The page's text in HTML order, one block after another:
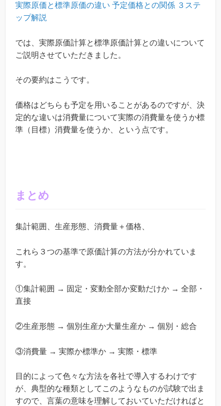
実際原価と標準原価の違い 予定価格との関係 ３ステ
ップ解説
では、実際原価計算と標準原価計算との違いについて
ご説明させていただきました。
その要約はこうです。
価格はどちらも予定を用いることがあるのですが、決
定的な違いは消費量について実際の消費量を使うか標
準（目標）消費量を使うか、という点です。
まとめ
集計範囲、生産形態、消費量＋価格、
これら３つの基準で原価計算の方法が分かれていま
す。
①集計範囲 → 固定・変動全部か変動だけか → 全部・
直接
②生産形態 → 個別生産か大量生産か → 個別・総合
③消費量 → 実際か標準か → 実際・標準
目的によって色々な方法を各社で導入するわけです
が、典型的な種類としてこのようなものが試験で出ま
すので、言葉の意味を理解しておいていただければと